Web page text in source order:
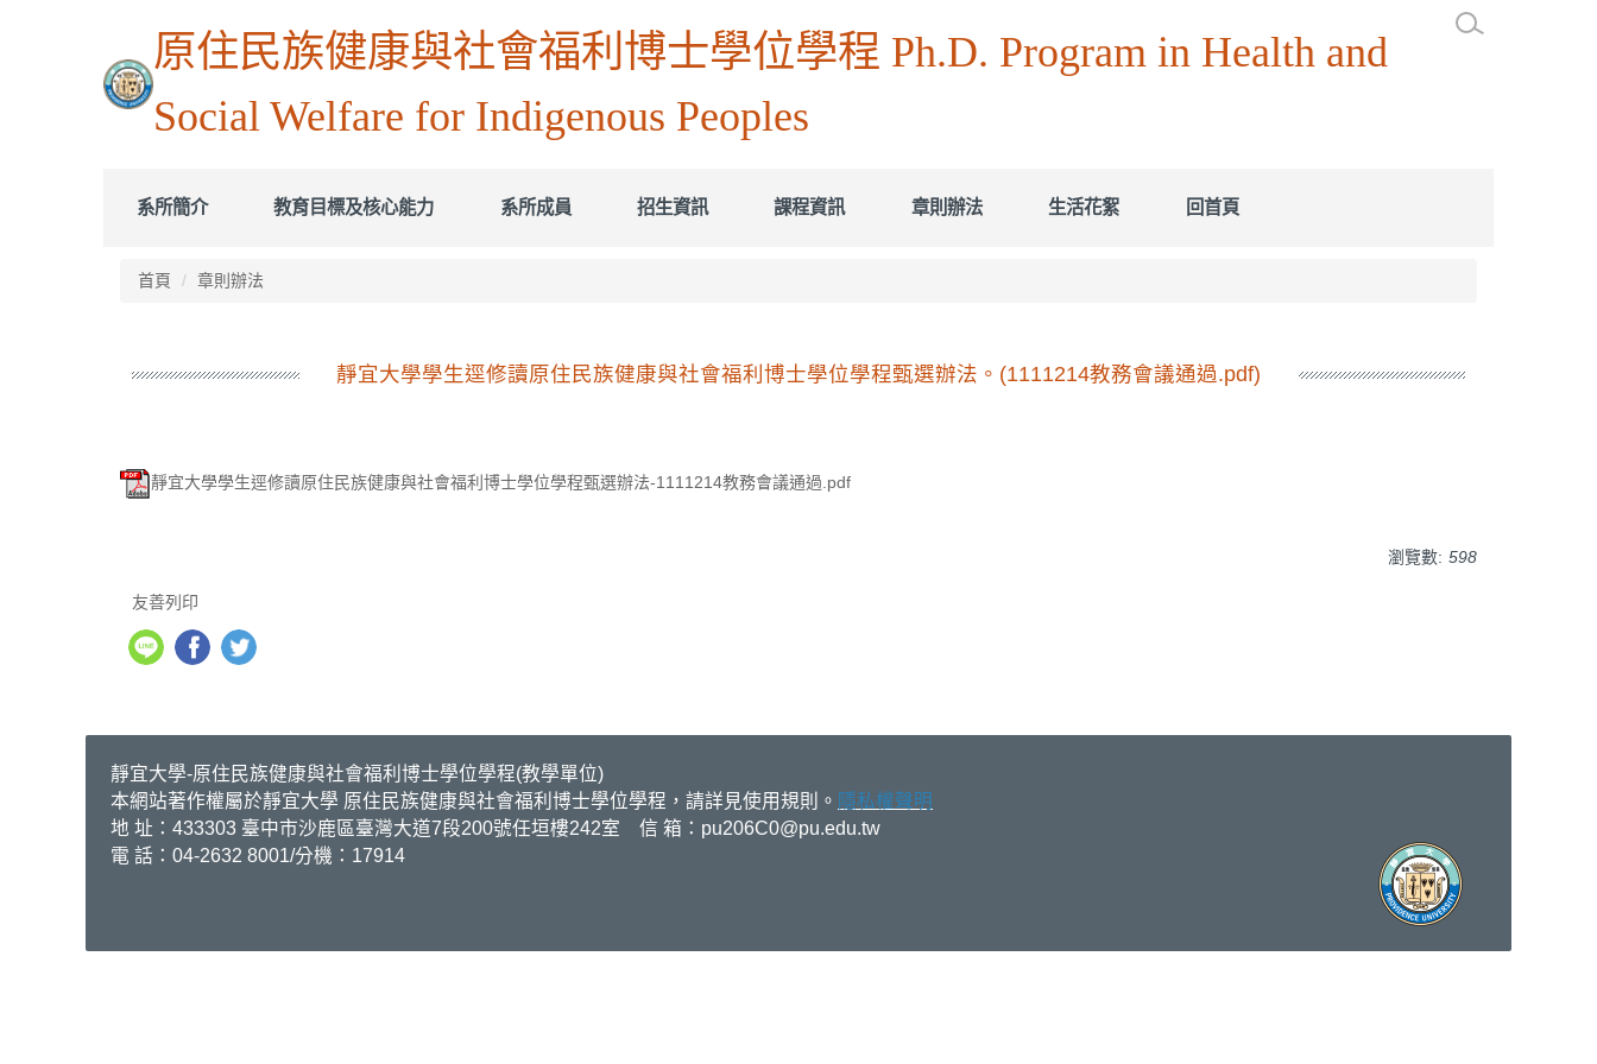
原住民族健康與社會福利博士學位學程 Ph.D. Program in Health and
Social Welfare for Indigenous Peoples
系所簡介 教育目標及核心能力 系所成員 招生資訊 課程資訊 章則辦法 生活花絮 回首頁
首頁 章則辦法
靜宜大學學生逕修讀原住民族健康與社會福利博士學位學程甄選辦法。(1111214教務會議通過.pdf)
靜宜大學學生逕修讀原住民族健康與社會福利博士學位學程甄選辦法-1111214教務會議通過.pdf
瀏覽數: 598
友善列印
靜宜大學-原住民族健康與社會福利博士學位學程(教學單位)​​​​​
本網站著作權屬於靜宜大學 原住民族健康與社會福利博士學位學程，請詳見使用規則。 隱私權聲明
地 址：433303 臺中市沙鹿區臺灣大道7段200號任垣樓242室 信 箱： pu206C0@pu.edu.tw
電 話：04-2632 8001/分機：17914